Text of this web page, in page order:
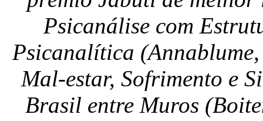
Psicanálise com
Psicanalítica
Mal-estar, Sofrimento e
Brasil entre Muros